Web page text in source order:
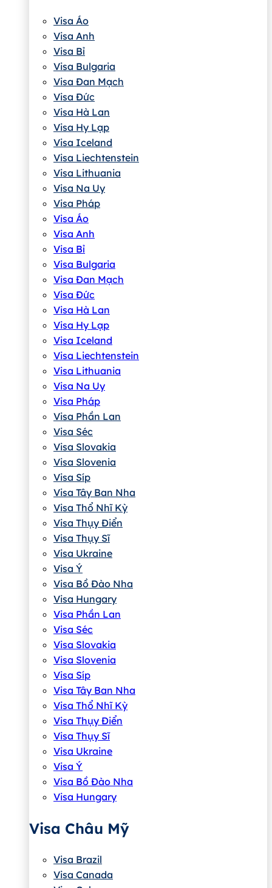
Visa Áo
Visa Anh
Visa Bỉ
Visa Bulgaria
Visa Đan Mạch
Visa Đức
Visa Hà Lan
Visa Hy Lạp
Visa Iceland
Visa Liechtenstein
Visa Lithuania
Visa Na Uy
Visa Pháp
Visa Áo
Visa Anh
Visa Bỉ
Visa Bulgaria
Visa Đan Mạch
Visa Đức
Visa Hà Lan
Visa Hy Lạp
Visa Iceland
Visa Liechtenstein
Visa Lithuania
Visa Na Uy
Visa Pháp
Visa Phần Lan
Visa Séc
Visa Slovakia
Visa Slovenia
Visa Síp
Visa Tây Ban Nha
Visa Thổ Nhĩ Kỳ
Visa Thụy Điển
Visa Thụy Sĩ
Visa Ukraine
Visa Ý
Visa Bồ Đào Nha
Visa Hungary
Visa Phần Lan
Visa Séc
Visa Slovakia
Visa Slovenia
Visa Síp
Visa Tây Ban Nha
Visa Thổ Nhĩ Kỳ
Visa Thụy Điển
Visa Thụy Sĩ
Visa Ukraine
Visa Ý
Visa Bồ Đào Nha
Visa Hungary
Visa Châu Mỹ
Visa Brazil
Visa Canada